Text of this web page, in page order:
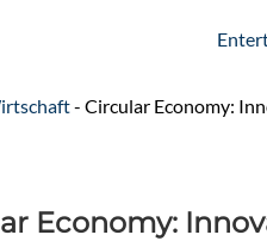
- Circular Economy:
Economy: